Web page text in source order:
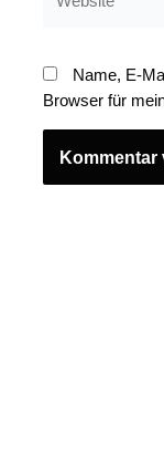
Name, E-
Browser für